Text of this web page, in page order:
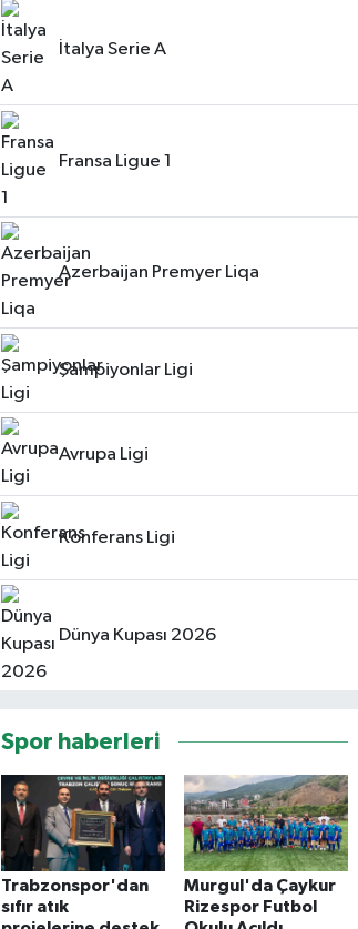
İtalya Serie A
Fransa Ligue 1
Azerbaijan Premyer Liqa
Şampiyonlar Ligi
Avrupa Ligi
Konferans Ligi
Dünya Kupası 2026
Spor haberleri
Trabzonspor'dan
sıfır atık
Murgul'da Çaykur
Rizespor Futbol